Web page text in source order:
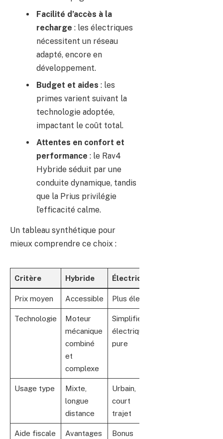
Facilité d’accès à la
recharge : les électriques
nécessitent un réseau
adapté, encore en
développement.
Budget et aides : les
primes varient suivant la
technologie adoptée,
impactant le coût total.
Attentes en confort et
performance : le Rav4
Hybride séduit par une
conduite dynamique, tandis
que la Prius privilégie
l’efficacité calme.
Un tableau synthétique pour
mieux comprendre ce choix :
Critère Hybride Électrique
Prix moyen Accessible Plus élevé
Technologie
Moteur
mécanique
combiné
et
complexe
Simplifiée,
électrique
pure
Usage type
Mixte,
longue
distance
Urbain,
court
trajet
Aide fiscale
Avantages
Bonus